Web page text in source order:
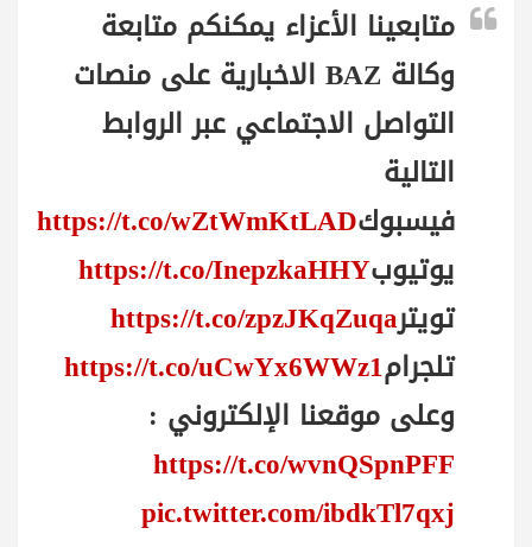
متابعينا الأعزاء يمكنكم متابعة
وكالة BAZ الاخبارية على منصات
التواصل الاجتماعي عبر الروابط
التالية
فيسبوكhttps://t.co/wZtWmKtLAD
يوتيوبhttps://t.co/InepzkaHHY
تويترhttps://t.co/zpzJKqZuqa
تلجرامhttps://t.co/uCwYx6WWz1
وعلى موقعنا الإلكتروني :
https://t.co/wvnQSpnPFF
pic.twitter.com/ibdkTl7qxj